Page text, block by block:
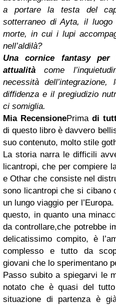
a portare la testa del
sotterraneo di Ayta, il
morte, in cui i lupi
nell’aldilà?
Una cornice fantasy
attualità come
necessità
diffidenza e il pregiudizio
ci somiglia.
Mia RecensionePrimadi
di questo libro è davvero
suo contenuto, molto stile
La storia narra le difficili
licantropi, che per compiere
e Othar che consiste nel
sono licantropi che si cibano
un lungo viaggio per
questo, in quanto una
da controllare,che potrebbe
delicatissimo compito, è
complesso e tutto da
giovani che lo sperimentano
Passo subito a spiegarvi le
notato che è quasi del
situazione di partenza è